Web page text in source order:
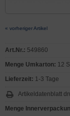
« vorheriger Artikel
Art.Nr.: 549860
Menge Umkarton: 12
Lieferzeit: 1-3 Tage
Artikeldatenblatt
Menge